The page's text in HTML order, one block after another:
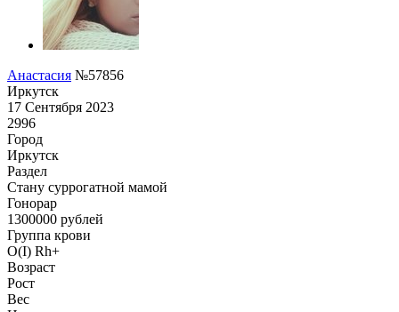
Анастасия №57856
Иркутск
17 Сентября 2023
2996
Город
Иркутск
Раздел
Cтану суррогатной мамой
Гонoрар
1300000 рублей
Группа крови
O(I) Rh+
Возраст
Рост
Вес